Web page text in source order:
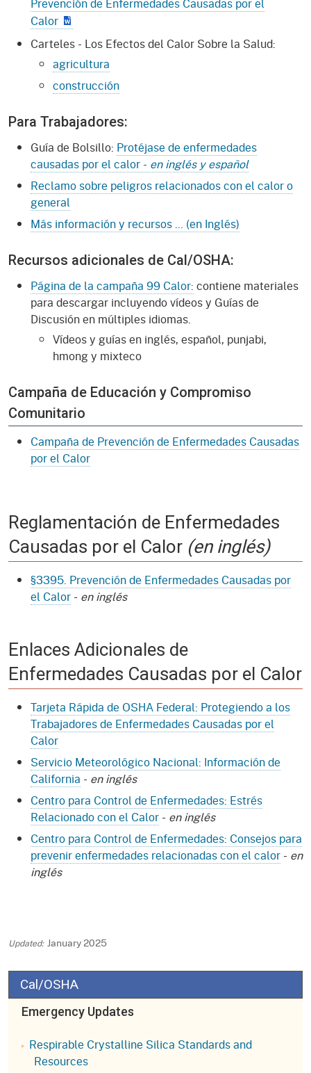
Prevención de Enfermedades Causadas por el
Calor
Carteles - Los Efectos del Calor Sobre la Salud:
agricultura
construcción
Para Trabajadores:
Guía de Bolsillo: Protéjase de enfermedades
causadas por el calor - en inglés y español
Reclamo sobre peligros relacionados con el calor o
general
Más información y recursos ... (en Inglés)
Recursos adicionales de Cal/OSHA:
Página de la campaña 99 Calor: contiene materiales
para descargar incluyendo vídeos y Guías de
Discusión en múltiples idiomas.
Vídeos y guías en inglés, español, punjabi,
hmong y mixteco
Campaña de Educación y Compromiso
Comunitario
Campaña de Prevención de Enfermedades Causadas
por el Calor
Reglamentación de Enfermedades
Causadas por el Calor (en inglés)
§3395. Prevención de Enfermedades Causadas por
el Calor - en inglés
Enlaces Adicionales de
Enfermedades Causadas por el Calor
Tarjeta Rápida de OSHA Federal: Protegiendo a los
Trabajadores de Enfermedades Causadas por el
Calor
Servicio Meteorológico Nacional: Información de
California - en inglés
Centro para Control de Enfermedades: Estrés
Relacionado con el Calor - en inglés
Centro para Control de Enfermedades: Consejos para
prevenir enfermedades relacionadas con el calor - en
inglés
January 2025
Cal/OSHA
Emergency Updates
Respirable Crystalline Silica Standards and
Resources